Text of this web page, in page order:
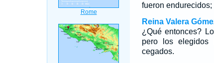
fueron endurecidos;
Reina Valera
¿Qué entonces?
pero los elegidos
cegados.